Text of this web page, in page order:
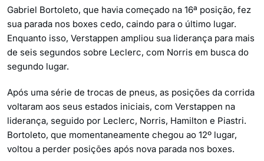
Gabriel Bortoleto, que havia começado na 16ª posição, fez
sua parada nos boxes cedo, caindo para o último lugar.
Enquanto isso, Verstappen ampliou sua liderança para mais
de seis segundos sobre Leclerc, com Norris em busca do
segundo lugar.
Após uma série de trocas de pneus, as posições da corrida
voltaram aos seus estados iniciais, com Verstappen na
liderança, seguido por Leclerc, Norris, Hamilton e Piastri.
Bortoleto, que momentaneamente chegou ao 12º lugar,
voltou a perder posições após nova parada nos boxes.